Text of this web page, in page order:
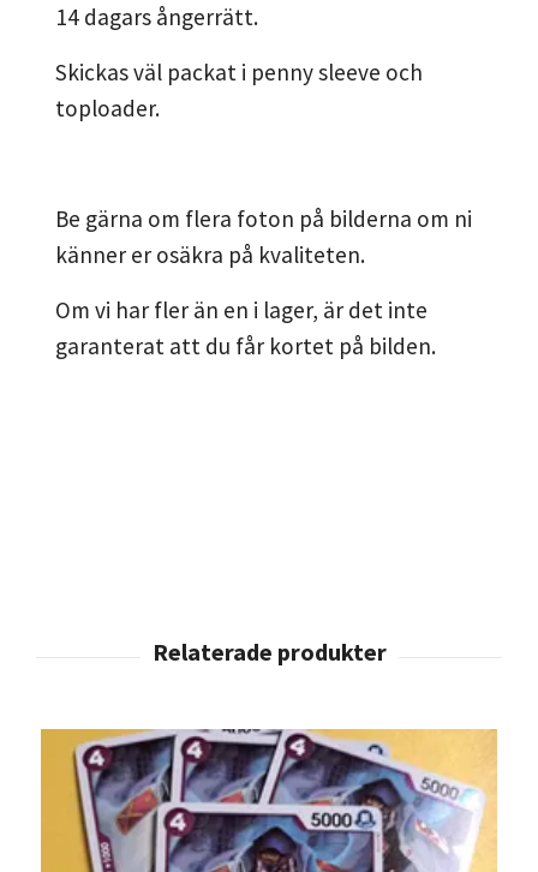
14 dagars ångerrätt.
Skickas väl packat i penny sleeve och
toploader.
Be gärna om flera foton på bilderna om ni
känner er osäkra på kvaliteten.
Om vi har fler än en i lager, är det inte
garanterat att du får kortet på bilden.